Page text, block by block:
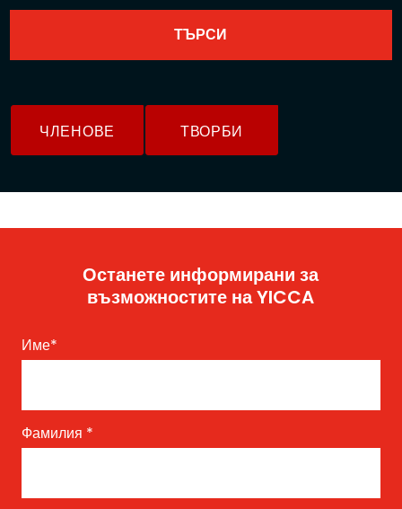
ЧЛЕНОВЕ ТВОРБИ
Останете информирани за
възможностите на YICCA
Име*
Фамилия *